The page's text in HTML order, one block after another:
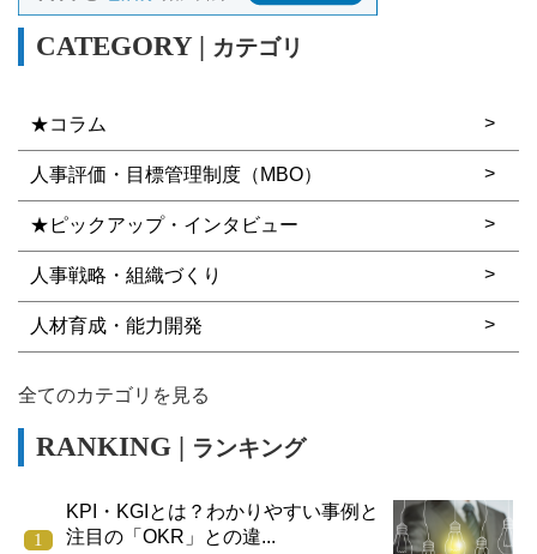
カテゴリ
★コラム
人事評価・目標管理制度（MBO）
★ピックアップ・インタビュー
人事戦略・組織づくり
人材育成・能力開発
全てのカテゴリを見る
ランキング
KPI・KGIとは？わかりやすい事例と
注目の「OKR」との違...